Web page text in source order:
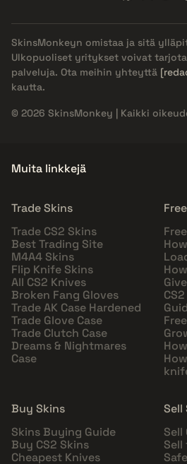
SkinsMonkeyn omistaa ja sitä
Ulkopuoliset yritykset voivat
palveluja. Ota meihin yhteyttä
kautta.
© 2026 SkinsMonkey | Kaikki
Muita linkkejä
Trade Skins
Trade CS2 Skins
Best Trading Site
M4A4 Skins
Flip Knife Skins
All CS2 Knives
Broken Fang Gloves
Trade AK Case Hardened
Trade Glove Case
Trade Clutch Case
Dreams & Nightmares
Case
Buy Skins
Skins Buying Guide
Buy CS2 Skins
Cheapest Knives
Sell
Sell
Sell